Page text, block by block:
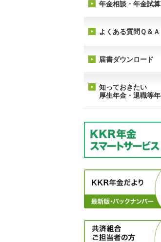
年金相談・年金試算
よくある質問Ｑ＆Ａ
届書ダウンロード
知っておきたい
厚生年金・退職等